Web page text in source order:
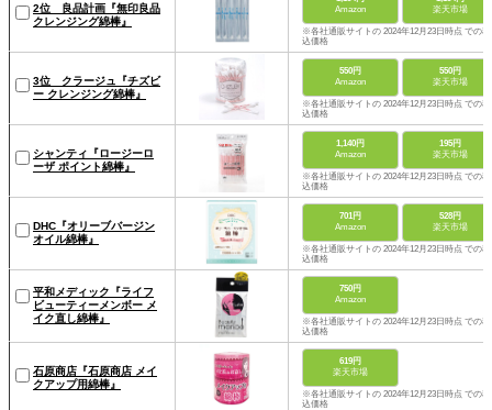
2位 良品計画『無印良品
クレンジング綿棒』
Amazon
楽天市場
※各社通販サイトの 2024年12月23日時点 での税
込価格
3位 クラージュ『チズビ
ー クレンジング綿棒』
550円
Amazon
550円
楽天市場
※各社通販サイトの 2024年12月23日時点 での税
込価格
シャンティ『ロージーロ
ーザ ポイント綿棒』
1,140円
Amazon
195円
楽天市場
※各社通販サイトの 2024年12月23日時点 での税
込価格
DHC『オリーブバージン
オイル綿棒』
701円
Amazon
528円
楽天市場
※各社通販サイトの 2024年12月23日時点 での税
込価格
平和メディック『ライフ
ビューティーメンボー メ
イク直し綿棒』
750円
Amazon
※各社通販サイトの 2024年12月23日時点 での税
込価格
石原商店『石原商店 メイ
クアップ用綿棒』
619円
楽天市場
※各社通販サイトの 2024年12月23日時点 での税
込価格